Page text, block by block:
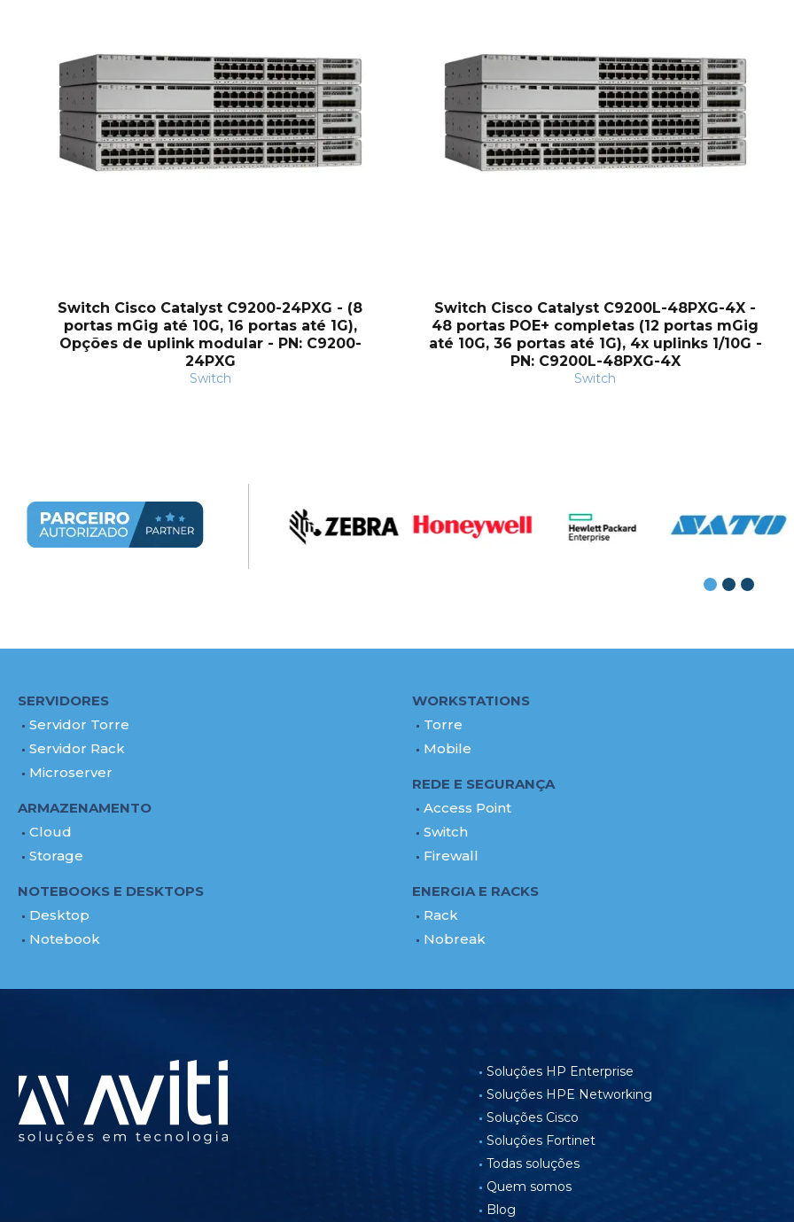
Switch Cisco Catalyst C9200-24PXG - (8
portas mGig até 10G, 16 portas até 1G),
Opções de uplink modular - PN: C9200-
24PXG
Switch
Switch Cisco Catalyst C9200L-48PXG-4X -
48 portas POE+ completas (12 portas mGig
até 10G, 36 portas até 1G), 4x uplinks 1/10G -
PN: C9200L-48PXG-4X
Switch
SERVIDORES
Servidor Torre
Servidor Rack
Microserver
ARMAZENAMENTO
Cloud
Storage
NOTEBOOKS E DESKTOPS
Desktop
Notebook
WORKSTATIONS
Torre
Mobile
REDE E SEGURANÇA
Access Point
Switch
Firewall
ENERGIA E RACKS
Rack
Nobreak
Soluções HP Enterprise
Soluções HPE Networking
Soluções Cisco
Soluções Fortinet
Todas soluções
Quem somos
Blog